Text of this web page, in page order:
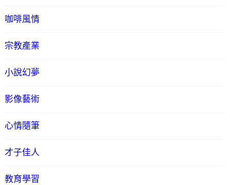
咖啡風情
宗教產業
小說幻夢
影像藝術
心情隨筆
才子佳人
教育學習